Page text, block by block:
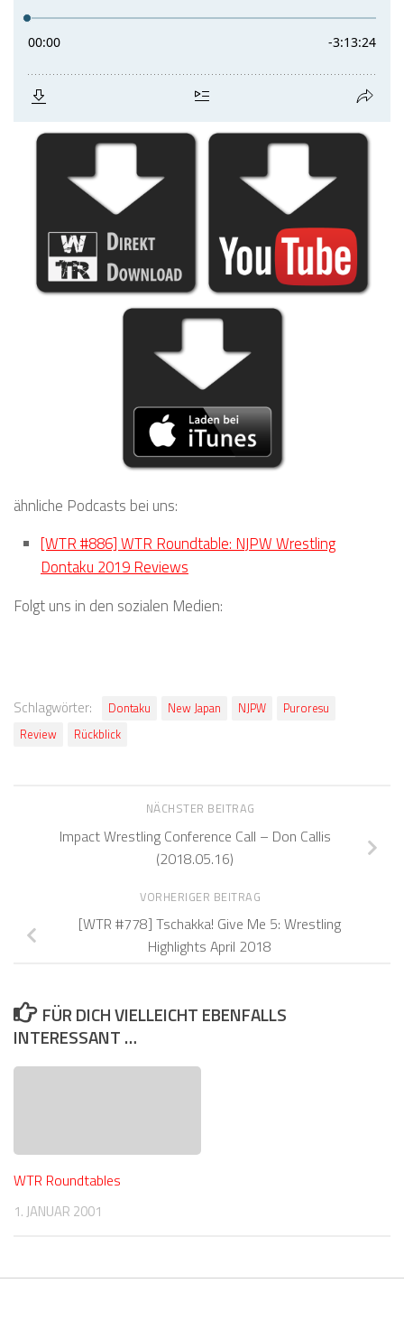
ähnliche Podcasts bei uns:
[WTR #886] WTR Roundtable: NJPW Wrestling
Dontaku 2019 Reviews
Folgt uns in den sozialen Medien:
Schlagwörter: Dontaku New Japan NJPW
Puroresu
Review
Rückblick
NÄCHSTER BEITRAG
Impact Wrestling Conference Call – Don Callis
(2018.05.16)
VORHERIGER BEITRAG
[WTR #778] Tschakka! Give Me 5: Wrestling
Highlights April 2018
FÜR DICH VIELLEICHT EBENFALLS
INTERESSANT …
WTR Roundtables
1. JANUAR 2001